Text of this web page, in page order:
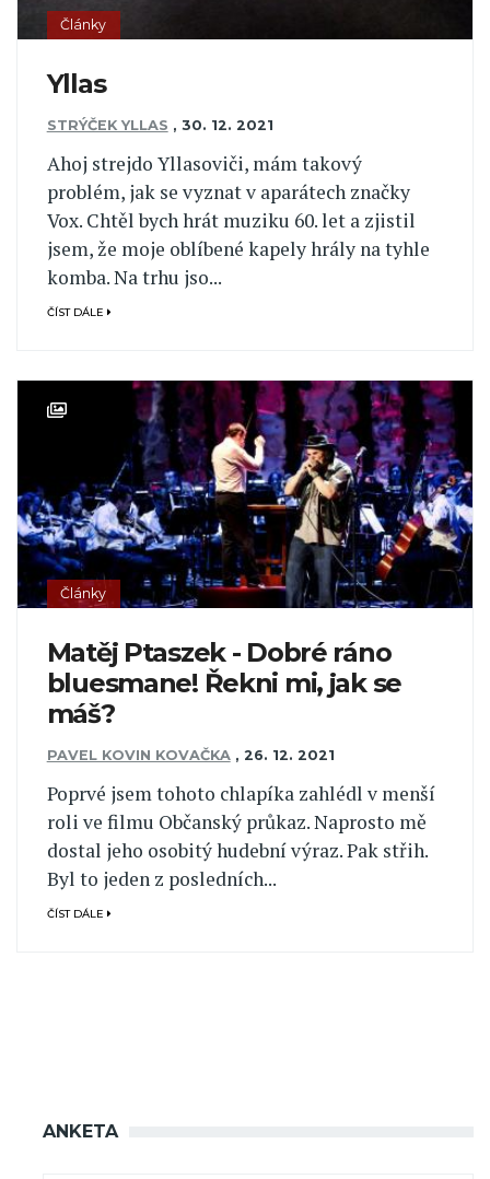
Články
Yllas
STRÝČEK YLLAS , 30. 12. 2021
Ahoj strejdo Yllasoviči, mám takový
problém, jak se vyznat v aparátech značky
Vox. Chtěl bych hrát muziku 60. let a zjistil
jsem, že moje oblíbené kapely hrály na tyhle
komba. Na trhu jso...
ČÍST DÁLE
Články
Matěj Ptaszek - Dobré ráno
bluesmane! Řekni mi, jak se
máš?
PAVEL KOVIN KOVAČKA , 26. 12. 2021
Poprvé jsem tohoto chlapíka zahlédl v menší
roli ve filmu Občanský průkaz. Naprosto mě
dostal jeho osobitý hudební výraz. Pak střih.
Byl to jeden z posledních...
ČÍST DÁLE
ANKETA